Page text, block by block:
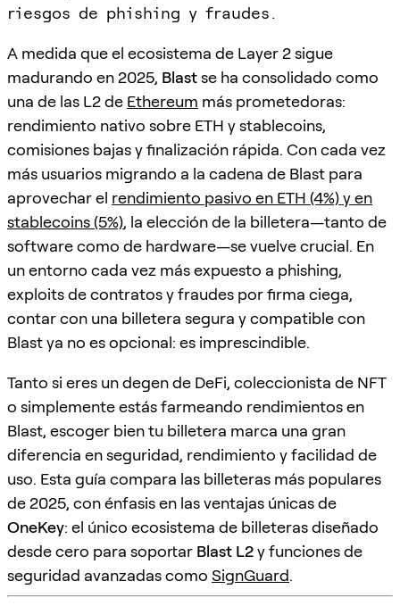
riesgos de phishing y fraudes.
A medida que el ecosistema de Layer 2 sigue
madurando en 2025, Blastse ha consolidado como
una de las L2 de Ethereum más prometedoras:
rendimiento nativo sobre ETH y stablecoins,
comisiones bajas y finalización rápida. Con cada vez
más usuarios migrando a la cadena de Blast para
aprovechar el rendimiento pasivo en ETH (4%) y en
stablecoins (5%), la elección de la billetera—tanto de
software como de hardware—se vuelve crucial. En
un entorno cada vez más expuesto a phishing,
exploits de contratos y fraudes por firma ciega,
contar con una billetera segura y compatible con
Blast ya no es opcional: es imprescindible.
Tanto si eres un degen de DeFi, coleccionista de NFT
o simplemente estás farmeando rendimientos en
Blast, escoger bien tu billetera marca una gran
diferencia en seguridad, rendimiento y facilidad de
uso. Esta guía compara las billeteras más populares
de 2025, con énfasis en las ventajas únicas de
OneKey: el único ecosistema de billeteras diseñado
desde cero para soportar Blast L2y funciones de
seguridad avanzadas como SignGuard.